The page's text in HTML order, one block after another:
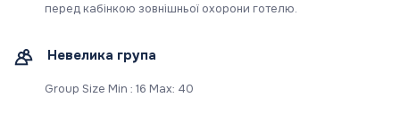
перед кабінкою зовнішньої охорони готелю.
Невелика група
Group Size Min : 16 Max: 40